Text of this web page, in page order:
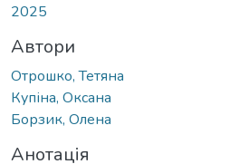
2025
Автори
Отрошко, Тетяна
Купіна, Оксана
Борзик, Олена
Анотація